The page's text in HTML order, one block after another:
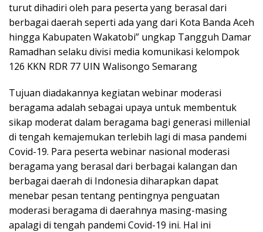
turut dihadiri oleh para peserta yang berasal dari
berbagai daerah seperti ada yang dari Kota Banda Aceh
hingga Kabupaten Wakatobi” ungkap Tangguh Damar
Ramadhan selaku divisi media komunikasi kelompok
126 KKN RDR 77 UIN Walisongo Semarang
Tujuan diadakannya kegiatan webinar moderasi
beragama adalah sebagai upaya untuk membentuk
sikap moderat dalam beragama bagi generasi millenial
di tengah kemajemukan terlebih lagi di masa pandemi
Covid-19. Para peserta webinar nasional moderasi
beragama yang berasal dari berbagai kalangan dan
berbagai daerah di Indonesia diharapkan dapat
menebar pesan tentang pentingnya penguatan
moderasi beragama di daerahnya masing-masing
apalagi di tengah pandemi Covid-19 ini. Hal ini